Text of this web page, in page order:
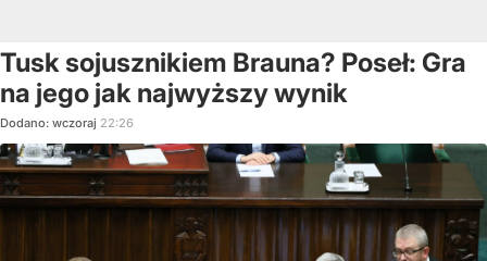
Tusk sojusznikiem Brauna? Poseł: Gra
na jego jak najwyższy wynik
Dodano: wczoraj 22:26